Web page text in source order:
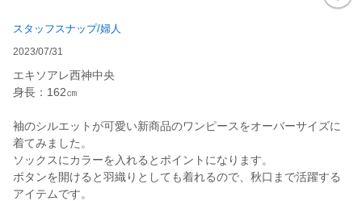
スタッフスナップ/婦人
2023/07/31
エキソアレ西神中央
身長：162㎝
袖のシルエットが可愛い新商品のワンピースをオーバーサイズに
着てみました。
ソックスにカラーを入れるとポイントになります。
ボタンを開けると羽織りとしても着れるので、秋口まで活躍する
アイテムです。